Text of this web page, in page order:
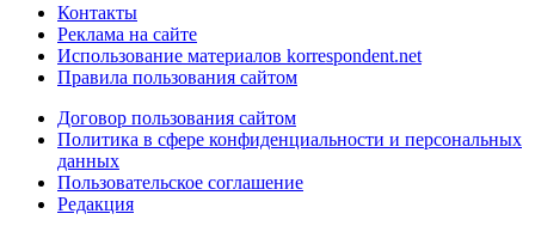
Контакты
Реклама на сайте
Использование материалов korrespondent.net
Правила пользования сайтом
Договор пользования сайтом
Политика в сфере конфиденциальности и персональных
данных
Пользовательское соглашение
Редакция